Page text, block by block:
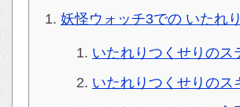
妖怪ウォッチ3での いたれ
いたれりつくせりのス
いたれりつくせりの